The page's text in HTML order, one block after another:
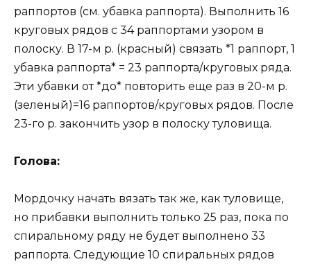
раппортов (см. убавка раппорта). Выполнить 16
круговых рядов с 34 раппортами узором в
полоску. В 17-м р. (красный) связать *1 раппорт, 1
убавка раппорта* = 23 раппорта/круговых ряда.
Эти убавки от *до* повторить еще раз в 20-м р.
(зеленый)=16 раппортов/круговых рядов. После
23-го р. закончить узор в полоску туловища.
Голова:
Мордочку начать вязать так же, как туловище,
но прибавки выполнить только 25 раз, пока по
спиральному ряду не будет выполнено 33
раппорта. Следующие 10 спиральных рядов